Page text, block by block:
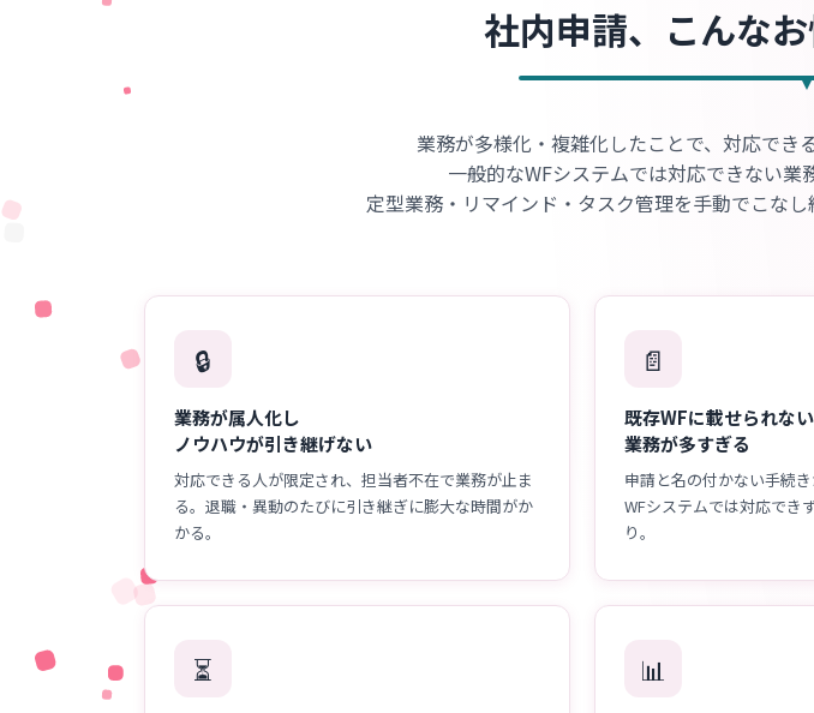
社内申請、こんな
業務が多様化・複雑化したことで、対応でき
一般的なWFシステムでは対応できない
定型業務・リマインド・タスク管理を手動でこな
🔒
業務が属人化し
ノウハウが引き継げない
対応できる人が限定され、担当者不在で業務が止ま
る。退職・異動のたびに引き継ぎに膨大な時間がか
かる。
📄
既存WFに載せられない
業務が多すぎる
申請と名の付かない手続
WFシステムでは対応でき
り。
⏳ 📊